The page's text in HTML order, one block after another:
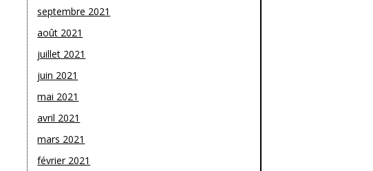
septembre 2021
août 2021
juillet 2021
juin 2021
mai 2021
avril 2021
mars 2021
février 2021